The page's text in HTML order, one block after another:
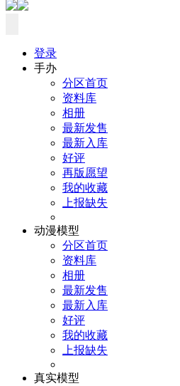
登录
手办
分区首页
资料库
相册
最新发售
最新入库
好评
再版愿望
我的收藏
上报缺失
动漫模型
分区首页
资料库
相册
最新发售
最新入库
好评
我的收藏
上报缺失
真实模型